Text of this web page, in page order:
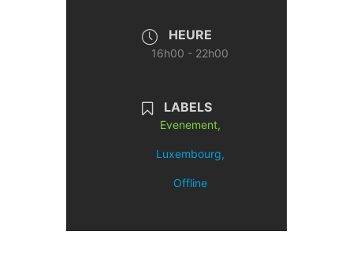
HEURE
16h00 - 22h00
LABELS
Evenement,
Luxembourg,
Offline